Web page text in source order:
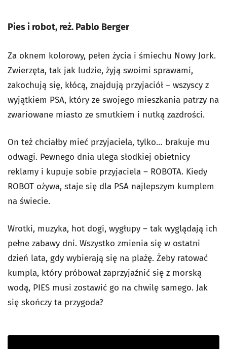
Pies i robot, reż. Pablo Berger
Za oknem kolorowy, pełen życia i śmiechu Nowy Jork.
Zwierzęta, tak jak ludzie, żyją swoimi sprawami,
zakochują się, kłócą, znajdują przyjaciół – wszyscy z
wyjątkiem PSA, który ze swojego mieszkania patrzy na
zwariowane miasto ze smutkiem i nutką zazdrości.
On też chciałby mieć przyjaciela, tylko… brakuje mu
odwagi. Pewnego dnia ulega słodkiej obietnicy
reklamy i kupuje sobie przyjaciela – ROBOTA. Kiedy
ROBOT ożywa, staje się dla PSA najlepszym kumplem
na świecie.
Wrotki, muzyka, hot dogi, wygłupy – tak wyglądają ich
pełne zabawy dni. Wszystko zmienia się w ostatni
dzień lata, gdy wybierają się na plażę. Żeby ratować
kumpla, który próbował zaprzyjaźnić się z morską
wodą, PIES musi zostawić go na chwilę samego. Jak
się skończy ta przygoda?